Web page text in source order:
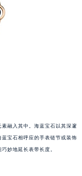
融入其中。海蓝宝石以其深邃
宝石相呼应的手表链节或装饰
妙地延长表带长度。